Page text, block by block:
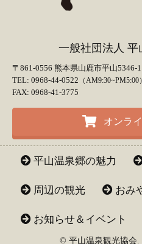
一般社団法人 平
〒861-0556 熊本県山鹿市平山5346-1
TEL: 0968-44-0522 （
FAX: 0968-41-3775
オンラ
平山温泉郷の魅力
周辺の観光 おみ
お知らせ＆イベント
© 平山温泉観光協会.